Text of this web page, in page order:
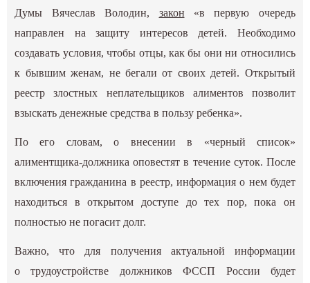
Думы Вячеслав Володин, закон «в первую очередь
направлен на защиту интересов детей. Необходимо
создавать условия, чтобы отцы, как бы они ни относились
к бывшим женам, не бегали от своих детей. Открытый
реестр злостных неплательщиков алиментов позволит
взыскать денежные средства в пользу ребенка».
По его словам, о внесении в «черный список»
алиментщика-должника оповестят в течение суток. После
включения гражданина в реестр, информация о нем будет
находиться в открытом доступе до тех пор, пока он
полностью не погасит долг.
Важно, что для получения актуальной информации
о трудоустройстве должников ФССП России будет